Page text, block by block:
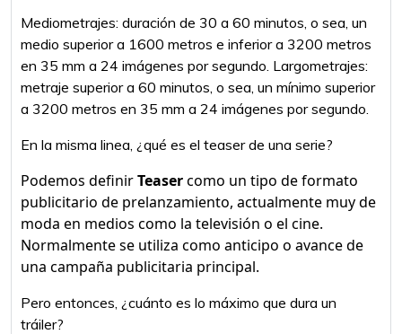
Mediometrajes: duración de 30 a 60 minutos, o sea, un
medio superior a 1600 metros e inferior a 3200 metros
en 35 mm a 24 imágenes por segundo. Largometrajes:
metraje superior a 60 minutos, o sea, un mínimo superior
a 3200 metros en 35 mm a 24 imágenes por segundo.
En la misma linea, ¿qué es el teaser de una serie?
Podemos definirTeasercomo un tipo de formato
publicitario de prelanzamiento, actualmente muy de
moda en medios como la televisión o el cine.
Normalmente se utiliza como anticipo o avance de
una campaña publicitaria principal.
Pero entonces, ¿cuánto es lo máximo que dura un
tráiler?